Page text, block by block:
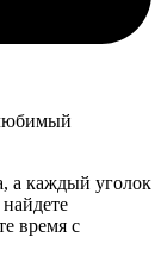
а каждый уголок
время с